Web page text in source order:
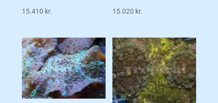
15.410 kr. 15.020 kr.